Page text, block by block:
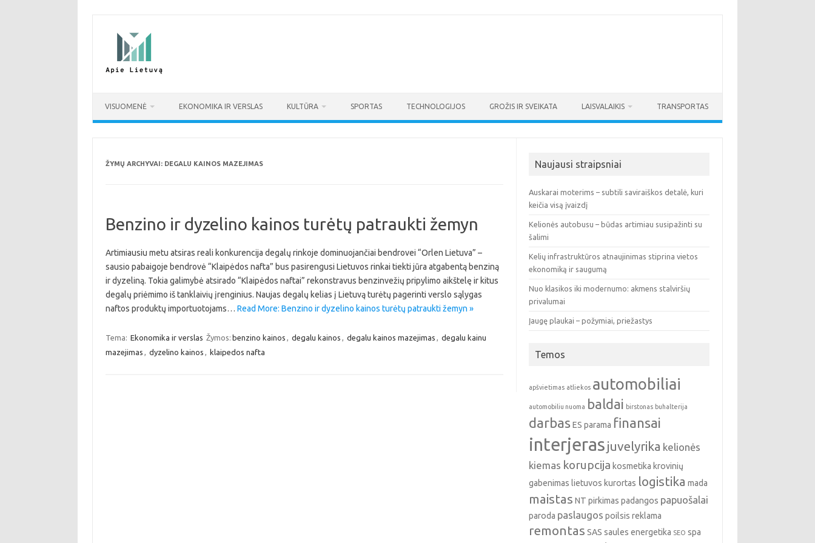
VISUOMENĖ EKONOMIKA IR VERSLAS KULTŪRA SPORTAS TECHNOLOGIJOS GROŽIS IR SVEIKATA LAISVALAIKIS TRANSPORTAS
ŽYMŲ ARCHYVAI: DEGALU KAINOS MAZEJIMAS
Benzino ir dyzelino kainos turėtų patraukti žemyn
Artimiausiu metu atsiras reali konkurencija degalų rinkoje dominuojančiai bendrovei “Orlen Lietuva” –
sausio pabaigoje bendrovė “Klaipėdos nafta” bus pasirengusi Lietuvos rinkai tiekti jūra atgabentą benziną
ir dyzeliną. Tokia galimybė atsirado “Klaipėdos naftai” rekonstravus benzinvežių pripylimo aikštelę ir kitus
degalų priėmimo iš tanklaivių įrenginius. Naujas degalų kelias į Lietuvą turėtų pagerinti verslo sąlygas
naftos produktų importuotojams… Read More: Benzino ir dyzelino kainos turėtų patraukti žemyn »
Tema: Ekonomika ir verslas Žymos: benzino kainos , degalu kainos , degalu kainos mazejimas , degalu kainu
mazejimas , dyzelino kainos , klaipedos nafta
Naujausi straipsniai
Auskarai moterims – subtili saviraiškos detalė, kuri
keičia visą įvaizdį
Kelionės autobusu – būdas artimiau susipažinti su
šalimi
Kelių infrastruktūros atnaujinimas stiprina vietos
ekonomiką ir saugumą
Nuo klasikos iki modernumo: akmens stalviršių
privalumai
Įaugę plaukai – požymiai, priežastys
Temos
apšvietimas atliekos automobiliai
automobiliu nuoma baldai birstonas buhalterija
darbas ES parama finansai
interjeras juvelyrika kelionės
kiemas korupcija kosmetika krovinių
gabenimas lietuvos kurortas logistika mada
maistas NT pirkimas padangos papuošalai
paroda paslaugos poilsis reklama
remontas SAS saules energetika SEO spa